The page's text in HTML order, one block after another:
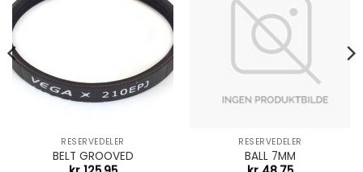
RESERVEDELER
BELT GROOVED
RESERVEDELER
BALL 7MM